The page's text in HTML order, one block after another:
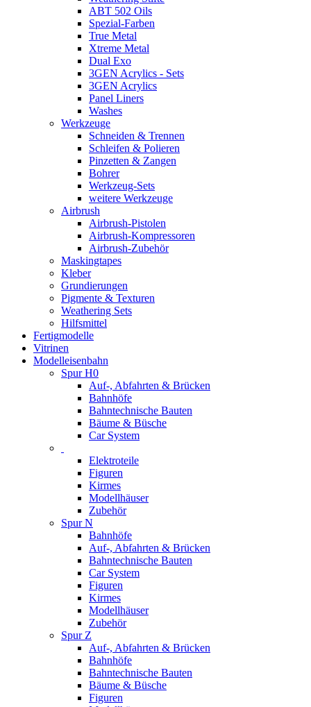
ABT 502 Oils
Spezial-Farben
True Metal
Xtreme Metal
Dual Exo
3GEN Acrylics - Sets
3GEN Acrylics
Panel Liners
Washes
Werkzeuge
Schneiden & Trennen
Schleifen & Polieren
Pinzetten & Zangen
Bohrer
Werkzeug-Sets
weitere Werkzeuge
Airbrush
Airbrush-Pistolen
Airbrush-Kompressoren
Airbrush-Zubehör
Maskingtapes
Kleber
Grundierungen
Pigmente & Texturen
Weathering Sets
Hilfsmittel
Fertigmodelle
Vitrinen
Modelleisenbahn
Spur H0
Auf-, Abfahrten & Brücken
Bahnhöfe
Bahntechnische Bauten
Bäume & Büsche
Car System
Elektroteile
Figuren
Kirmes
Modellhäuser
Zubehör
Spur N
Bahnhöfe
Auf-, Abfahrten & Brücken
Bahntechnische Bauten
Car System
Figuren
Kirmes
Modellhäuser
Zubehör
Spur Z
Auf-, Abfahrten & Brücken
Bahnhöfe
Bahntechnische Bauten
Bäume & Büsche
Figuren